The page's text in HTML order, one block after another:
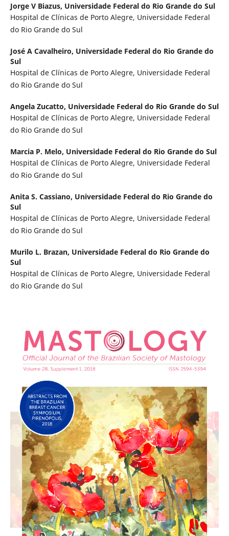
Jorge V Biazus, Universidade Federal do Rio Grande do Sul
Hospital de Clínicas de Porto Alegre, Universidade Federal
do Rio Grande do Sul
José A Cavalheiro, Universidade Federal do Rio Grande do
Sul
Hospital de Clínicas de Porto Alegre, Universidade Federal
do Rio Grande do Sul
Angela Zucatto, Universidade Federal do Rio Grande do Sul
Hospital de Clínicas de Porto Alegre, Universidade Federal
do Rio Grande do Sul
Marcia P. Melo, Universidade Federal do Rio Grande do Sul
Hospital de Clínicas de Porto Alegre, Universidade Federal
do Rio Grande do Sul
Anita S. Cassiano, Universidade Federal do Rio Grande do
Sul
Hospital de Clínicas de Porto Alegre, Universidade Federal
do Rio Grande do Sul
Murilo L. Brazan, Universidade Federal do Rio Grande do
Sul
Hospital de Clínicas de Porto Alegre, Universidade Federal
do Rio Grande do Sul